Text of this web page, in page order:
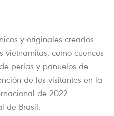
y originales creados
vietnamitas, como cuencos
perlas y pañuelos de
de los visitantes en la
de 2022
de Brasil.